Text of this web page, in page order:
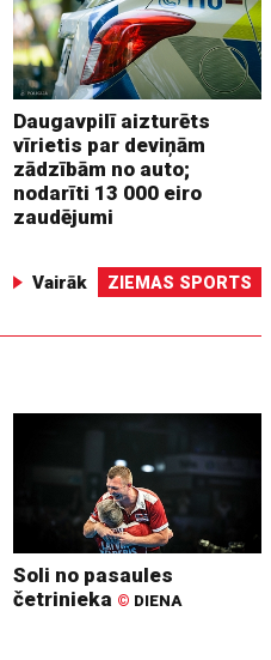
Daugavpilī aizturēts
vīrietis par deviņām
zādzībām no auto;
nodarīti 13 000 eiro
zaudējumi
Vairāk ZIEMAS SPORTS
Soli no pasaules
četrinieka © DIENA